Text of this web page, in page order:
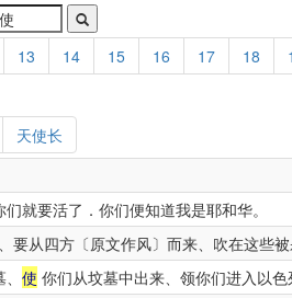
13 14 15 16 17 18
天使长
就要活了．你们便知道我是耶和华。
从四方〔原文作风〕而来、吹在这些被
使 你们从坟墓中出来、领你们进入以色